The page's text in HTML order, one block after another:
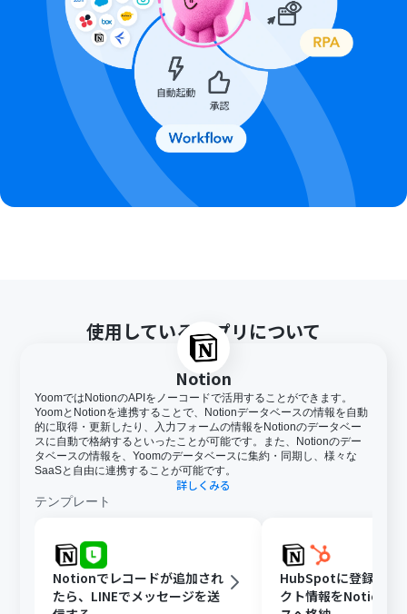
使用しているアプリについて
Notion
YoomではNotionのAPIをノーコードで活用することができます。
YoomとNotionを連携することで、Notionデータベースの情報を自動
的に取得・更新したり、入力フォームの情報をNotionのデータベー
スに自動で格納するといったことが可能です。また、Notionのデー
タベースの情報を、Yoomのデータベースに集約・同期し、様々な
SaaSと自由に連携することが可能です。
詳しくみる
テンプレート
Notionでレコードが追加され
たら、LINEでメッセージを送
HubSpotに登録され
クト情報をNotionデ